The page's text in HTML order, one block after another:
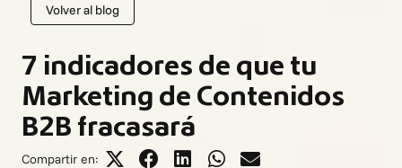
Volver al blog
7 indicadores de que tu
Marketing de Contenidos
B2B fracasará
Compartir en: